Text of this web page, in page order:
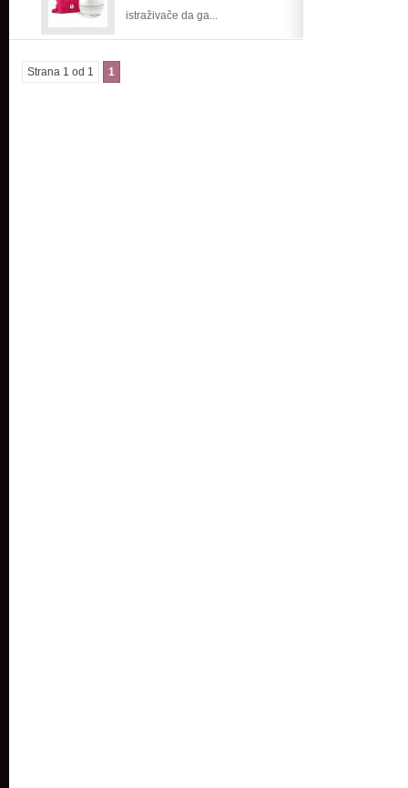
istraživače da ga...
Strana 1 od 1 1